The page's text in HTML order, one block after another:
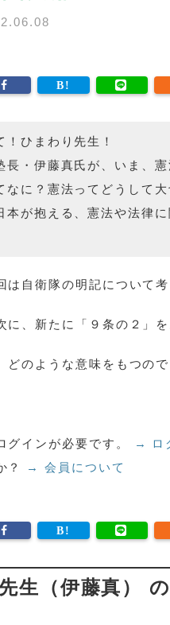
！ひまわり先生！
長・伊藤真氏が、いま、憲
なに？憲法ってどうして
本が抱える、憲法や法律
自衛隊の明記について考
、新たに「９条の２」
のような意味をもつので
グインが必要です。
→ ロ
？
→ 会員について
生（伊藤真）